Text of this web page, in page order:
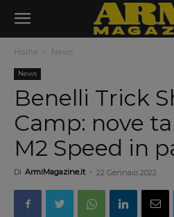
Home News
News
Benelli Trick
Camp: nove
M2 Speed in
Di ArmiMagazine.it - 22 Gennaio 2022